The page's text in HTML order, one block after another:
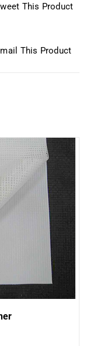
This Product
This Product